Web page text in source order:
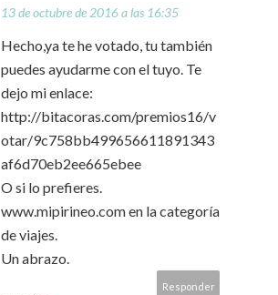
13 de octubre de 2016 a las 16:35
Hecho,ya te he votado, tu también
puedes ayudarme con el tuyo. Te
dejo mi enlace:
http://bitacoras.com/premios16/v
otar/9c758bb499656611891343
af6d70eb2ee665ebee
O si lo prefieres.
www.mipirineo.com en la categoría
de viajes.
Un abrazo.
Responder